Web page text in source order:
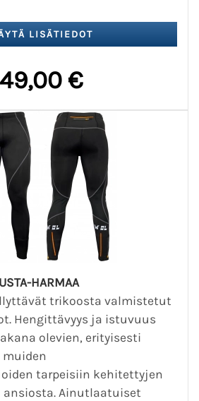
49,00 €
HARMAA
trikoosta valmistetut
Hengittävyys ja istuvuus
olevien, erityisesti
tarpeisiin kehitettyjen
Ainutlaatuiset